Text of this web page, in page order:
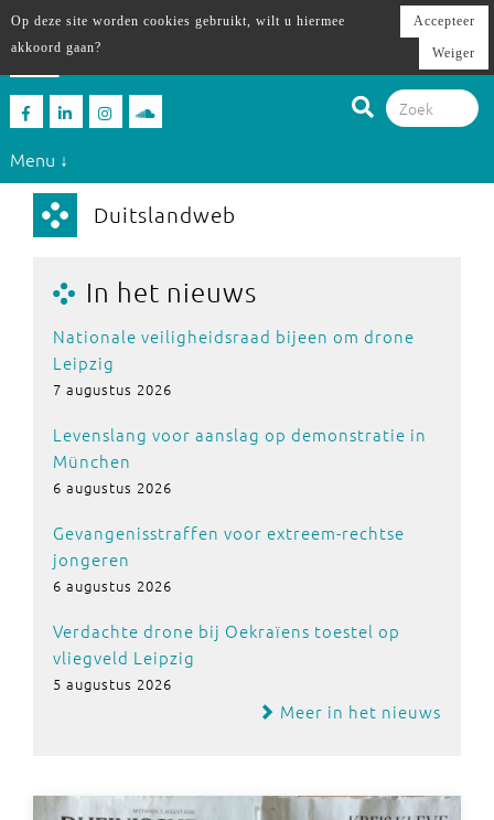
Menu ↓
Duitslandweb
In het nieuws
Nationale veiligheidsraad bijeen om drone
Leipzig
7 augustus 2026
Levenslang voor aanslag op demonstratie in
München
6 augustus 2026
Gevangenisstraffen voor extreem-rechtse
jongeren
6 augustus 2026
Verdachte drone bij Oekraïens toestel op
vliegveld Leipzig
5 augustus 2026
Meer in het nieuws
Op deze site worden cookies gebruikt, wilt u hiermee
akkoord gaan?
Accepteer
Weiger